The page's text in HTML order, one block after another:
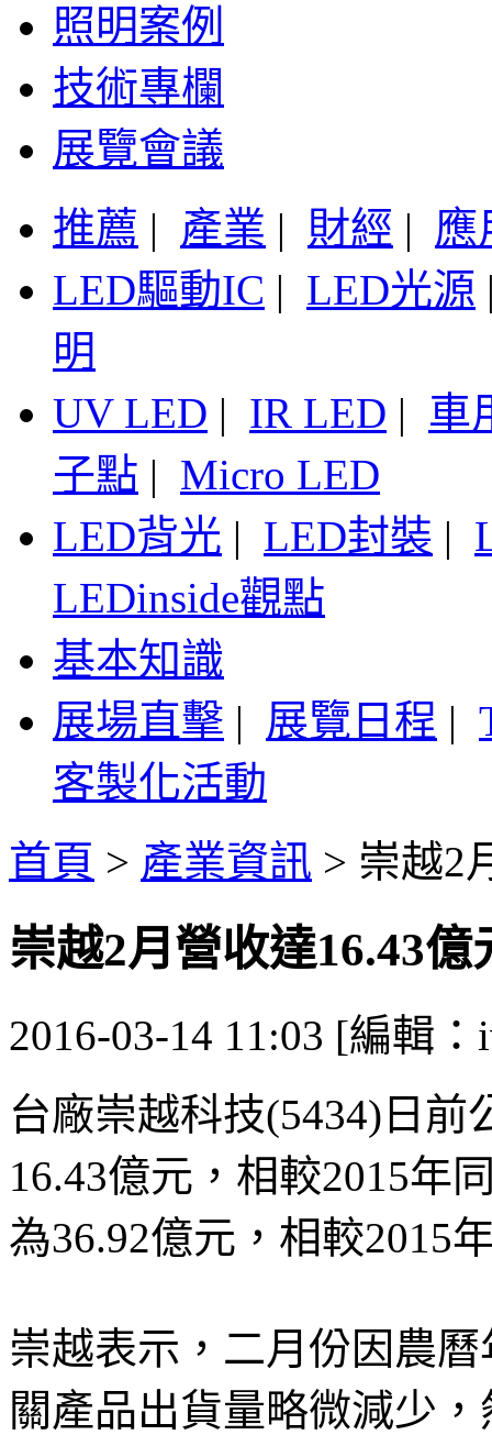
照明案例
技術專欄
展覽會議
推薦 | 產業 | 財經 | 應
LED驅動IC | LED光源
明
UV LED | IR LED | 車
子點 | Micro LED
LED背光 | LED封裝 |
LEDinside觀點
基本知識
展場直擊 | 展覽日程 |
客製化活動
首頁 > 產業資訊 > 崇越2
崇越2月營收達16.43億
2016-03-14 11:03 [編輯：
台廠崇越科技(5434)日
16.43億元，相較2015年
為36.92億元，相較2015
崇越表示，二月份因農
關產品出貨量略微減少